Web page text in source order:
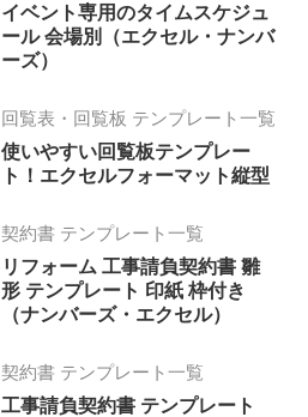
イベント専用のタイムスケジュ
ール 会場別（エクセル・ナンバ
ーズ）
回覧表・回覧板 テンプレート一覧
使いやすい回覧板テンプレー
ト！エクセルフォーマット縦型
契約書 テンプレート一覧
リフォーム 工事請負契約書 雛
形 テンプレート 印紙 枠付き
（ナンバーズ・エクセル）
契約書 テンプレート一覧
工事請負契約書 テンプレート